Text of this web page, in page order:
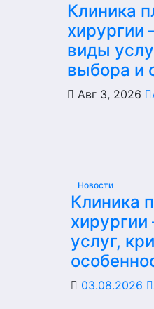
Клиника
хирургии
виды
выбора и
Авг 3, 2026
Новости
Клиника
услуг,
03.08.2026